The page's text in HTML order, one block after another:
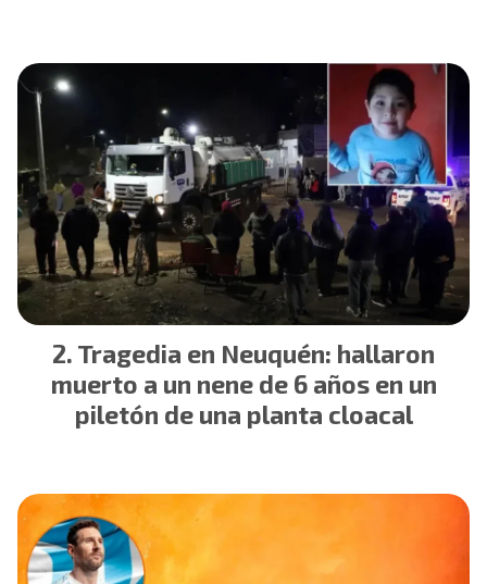
Tragedia en Neuquén: hallaron
muerto a un nene de 6 años en un
piletón de una planta cloacal